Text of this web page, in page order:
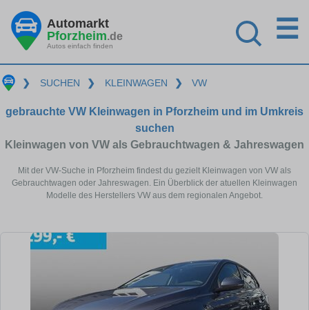
Automarkt
Pforzheim.de
Autos einfach finden
☰
❯ SUCHEN ❯ KLEINWAGEN ❯ VW
gebrauchte VW Kleinwagen in Pforzheim und im Umkreis
suchen
Kleinwagen von VW als Gebrauchtwagen & Jahreswagen
Mit der VW-Suche in Pforzheim findest du gezielt Kleinwagen von VW als
Gebrauchtwagen oder Jahreswagen. Ein Überblick der atuellen Kleinwagen
Modelle des Herstellers VW aus dem regionalen Angebot.